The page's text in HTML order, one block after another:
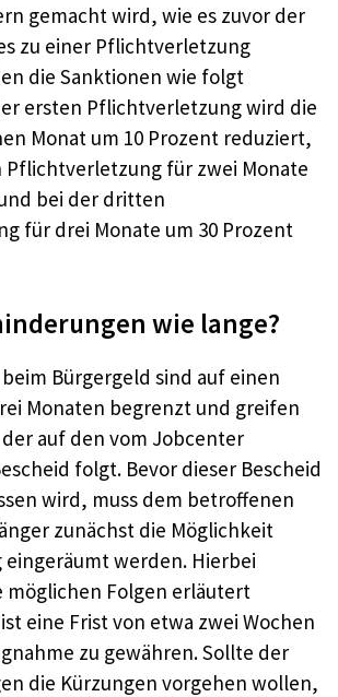
gemacht wird, wie es zuvor der
zu einer Pflichtverletzung
die Sanktionen wie folgt
ersten Pflichtverletzung wird die
Monat um 10 Prozent reduziert,
Pflichtverletzung für zwei Monate
bei der dritten
für drei Monate um 30 Prozent
wie lange?
Bürgergeld sind auf einen
Monaten begrenzt und greifen
auf den vom Jobcenter
folgt. Bevor dieser Bescheid
wird, muss dem betroffenen
zunächst die Möglichkeit
eingeräumt werden. Hierbei
möglichen Folgen erläutert
eine Frist von etwa zwei Wochen
zu gewähren. Sollte der
die Kürzungen vorgehen wollen,